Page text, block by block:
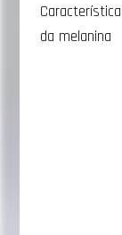
da melanina